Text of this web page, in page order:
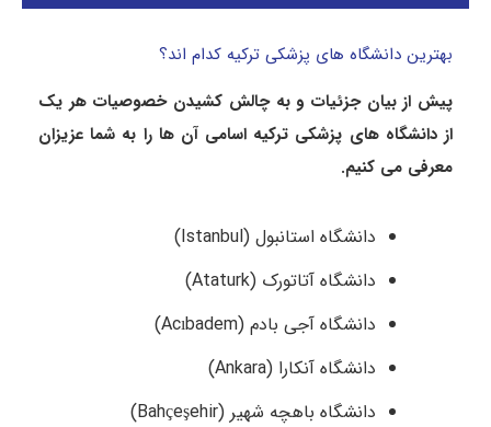
بهترین دانشگاه های پزشکی ترکیه کدام اند؟
پیش از بیان جزئیات و به چالش کشیدن خصوصیات هر یک
از دانشگاه‌ های پزشکی ترکیه اسامی آن‌ ها را به شما عزیزان
معرفی می‌ کنیم.
دانشگاه استانبول (Istanbul)
دانشگاه آتاتورک (Ataturk)
دانشگاه آجی بادم (Acıbadem)
دانشگاه آنکارا (Ankara)
دانشگاه باهچه شهیر (Bahçeşehir)